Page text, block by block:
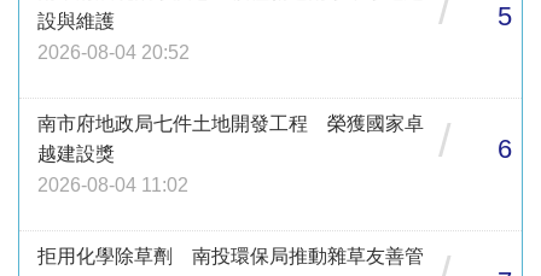
設與維護
2026-08-04 20:52
5
南市府地政局七件土地開發工程 榮獲國家卓
越建設獎
2026-08-04 11:02
/ 6
拒用化學除草劑 南投環保局推動雜草友善管